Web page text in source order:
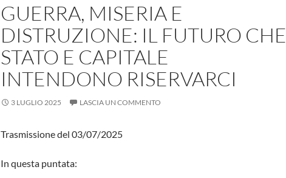
GUERRA, MISERIA E
DISTRUZIONE: IL FUTURO CHE
STATO E CAPITALE
INTENDONO RISERVARCI
3 LUGLIO 2025 LASCIA UN COMMENTO
Trasmissione del 03/07/2025
In questa puntata: